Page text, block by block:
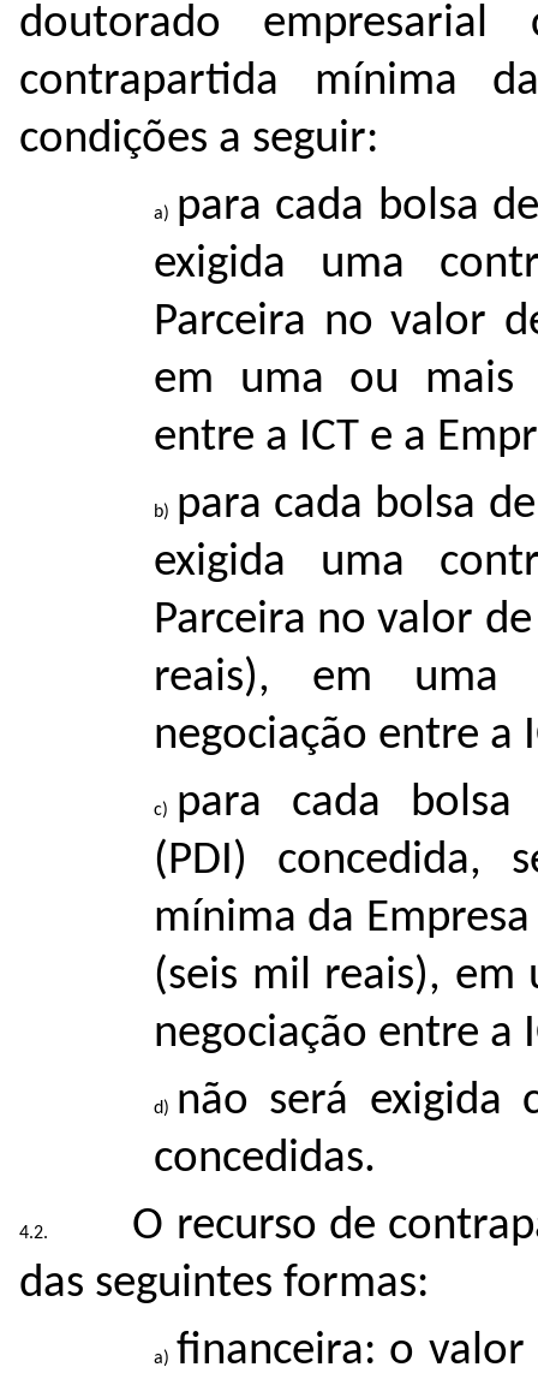
doutorado empresarial
contrapartida mínima
condições a seguir:
para cada bolsa
exigida uma
Parceira no valor
em uma ou mais
entre a ICT e a
para cada bolsa
exigida uma
Parceira no valor
reais), em uma
negociação entre a
para cada bolsa
(PDI) concedida,
mínima da
(seis mil reais), em
negociação entre a
não será exigida
concedidas.
O recurso de
das seguintes formas:
ﬁnanceira: o valor